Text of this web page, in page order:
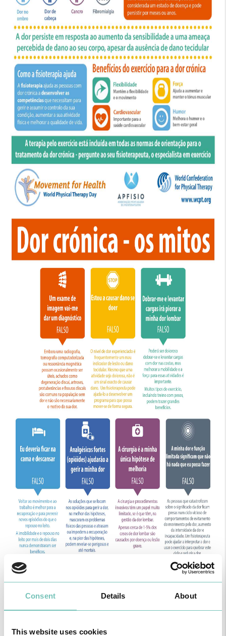
Consent Details About
This website uses cookies